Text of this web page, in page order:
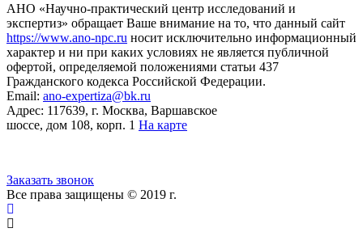
АНО «Научно-практический центр исследований и
экспертиз» обращает Ваше внимание на то, что данный сайт
https://www.ano-npc.ru носит исключительно информационный
характер и ни при каких условиях не является публичной
офертой, определяемой положениями статьи 437
Гражданского кодекса Российской Федерации.
Email: ano-expertiza@bk.ru
Адрес: 117639, г. Москва, Варшавское
шоссе, дом 108, корп. 1 На карте
Заказать звонок
Все права защищены © 2019 г.